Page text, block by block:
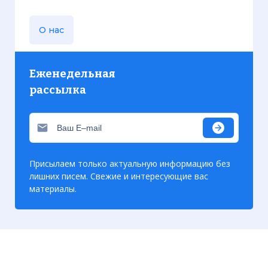
О нас
Еженедельная
рассылка
Присылаем только актуальную информацию без
лишних писем. Свежие и интересующие вас
материалы.